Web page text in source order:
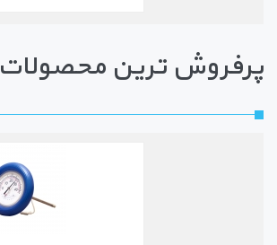
پرفروش ترین محصولات